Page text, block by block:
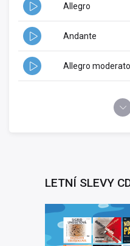
Allegro
Andante
Allegro moderato
LETNÍ SLEVY